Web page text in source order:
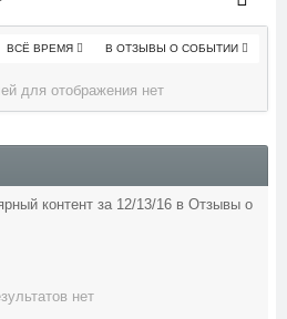
В ОТЗЫВЫ О СОБЫТИИ
ВСЁ ВРЕМЯ
для отображения нет
контент за 12/13/16 в Отзывы о
нет